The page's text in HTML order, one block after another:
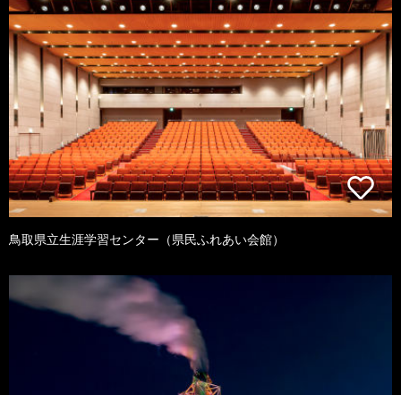
鳥取県立生涯学習センター（県民ふれあい会館）